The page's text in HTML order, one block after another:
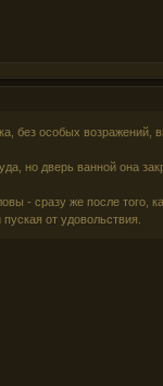
без особых возражений,
но дверь ванной она
- сразу же после того,
от удовольствия.